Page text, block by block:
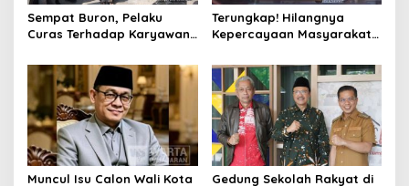
Sempat Buron, Pelaku
Curas Terhadap Karyawan
Ditangkap Polisi
Terungkap! Hilangnya
Kepercayaan Masyarakat
Rebranding RSUD Cibabat
Muncul Isu Calon Wali Kota
Gedung Sekolah Rakyat di